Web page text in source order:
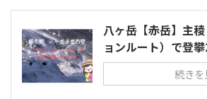
八ヶ岳【赤岳】主
ョンルート）で登
続きを